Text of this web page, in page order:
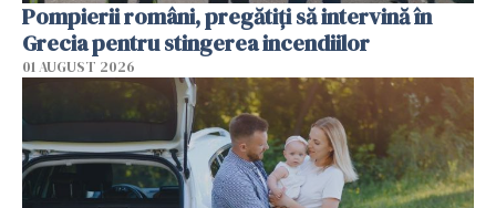
Pompierii români, pregătiţi să intervină în
Grecia pentru stingerea incendiilor
01 AUGUST 2026